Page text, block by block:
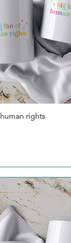
Schnellansicht
rights